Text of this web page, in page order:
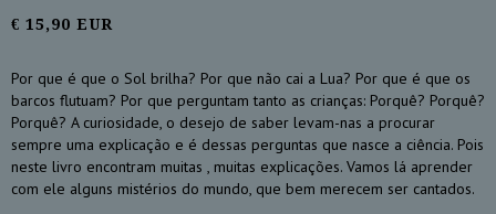
€ 15,90 EUR
Por que é que o Sol brilha? Por que não cai a Lua? Por que é que os
barcos flutuam? Por que perguntam tanto as crianças: Porquê? Porquê?
Porquê? A curiosidade, o desejo de saber levam-nas a procurar
sempre uma explicação e é dessas perguntas que nasce a ciência. Pois
neste livro encontram muitas , muitas explicações. Vamos lá aprender
com ele alguns mistérios do mundo, que bem merecem ser cantados.